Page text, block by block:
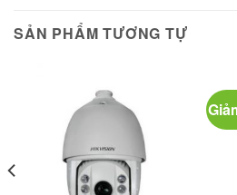
SẢN PHẨM TƯƠNG TỰ